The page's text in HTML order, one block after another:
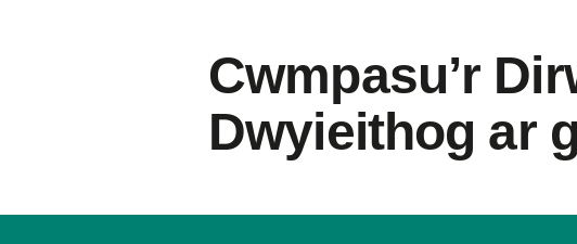
Cwmpasu’r
Dwyieithog ar